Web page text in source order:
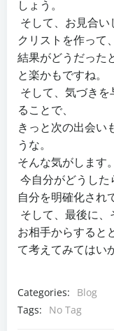
しょう。
そして、お見合
クリストを作って、
結果がどうだった
と楽かもですね。
そして、気づき
ることで、
きっと次の出会い
うな。
そんな気がします。
今自分がどうした
自分を明確化され
そして、最後に、
お相手からすると
て考えてみてはい
Categories:
Blog
Tags:
No Tag